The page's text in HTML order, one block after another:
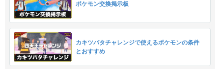
ポケモン交換掲示板
カキツバタチャレンジで使えるポケモンの条件
とおすすめ